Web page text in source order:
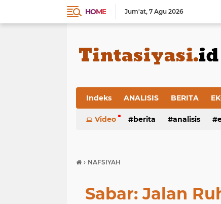
HOME Jum'at 7 Agu 2026
Indeks ANALISIS BERITA
Video berita analisis
› NAFSIYAH
Sabar: Jalan